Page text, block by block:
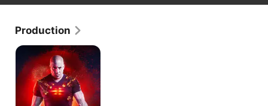
Production
Bloodshot